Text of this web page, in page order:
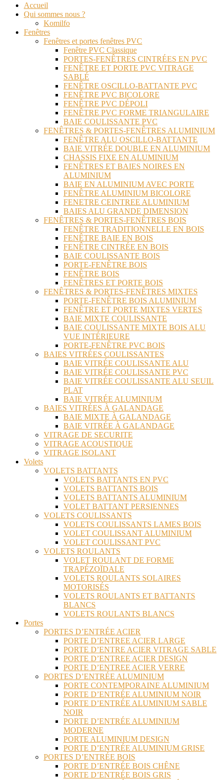
Accueil
Qui sommes nous ?
Komilfo
Fenêtres
Fenêtres et portes fenêtres PVC
Fenêtre PVC Classique
PORTES-FENÊTRES CINTRÉES EN PVC
FENÊTRE ET PORTE PVC VITRAGE
SABLÉ
FENÊTRE OSCILLO-BATTANTE PVC
FENÊTRE PVC BICOLORE
FENÊTRE PVC DÉPOLI
FENÊTRE PVC FORME TRIANGULAIRE
BAIE COULISSANTE PVC
FENÊTRES & PORTES-FENÊTRES ALUMINIUM
FENÊTRE ALU OSCILLO-BATTANTE
BAIE VITRÉE DOUBLE EN ALUMINIUM
CHASSIS FIXE EN ALUMINIUM
FENÊTRES ET BAIES NOIRES EN
ALUMINIUM
BAIE EN ALUMINIUM AVEC PORTE
FENÊTRE ALUMINIUM BICOLORE
FENETRE CEINTREE ALUMINIUM
BAIES ALU GRANDE DIMENSION
FENÊTRES & PORTES-FENÊTRES BOIS
FENÊTRE TRADITIONNELLE EN BOIS
FENÊTRE BAIE EN BOIS
FENÊTRE CINTRÉE EN BOIS
BAIE COULISSANTE BOIS
PORTE-FENÊTRE BOIS
FENÊTRE BOIS
FENÊTRES ET PORTE BOIS
FENÊTRES & PORTES-FENÊTRES MIXTES
PORTE-FENÊTRE BOIS ALUMINIUM
FENÊTRE ET PORTE MIXTES VERTES
BAIE MIXTE COULISSANTE
BAIE COULISSANTE MIXTE BOIS ALU
VUE INTÉRIEURE
PORTE-FENÊTRE PVC BOIS
BAIES VITRÉES COULISSANTES
BAIE VITRÉE COULISSANTE ALU
BAIE VITRÉE COULISSANTE PVC
BAIE VITRÉE COULISSANTE ALU SEUIL
PLAT
BAIE VITRÉE ALUMINIUM
BAIES VITRÉES À GALANDAGE
BAIE MIXTE À GALANDAGE
BAIE VITRÉE À GALANDAGE
VITRAGE DE SECURITE
VITRAGE ACOUSTIQUE
VITRAGE ISOLANT
Volets
VOLETS BATTANTS
VOLETS BATTANTS EN PVC
VOLETS BATTANTS BOIS
VOLETS BATTANTS ALUMINIUM
VOLET BATTANT PERSIENNES
VOLETS COULISSANTS
VOLETS COULISSANTS LAMES BOIS
VOLET COULISSANT ALUMINIUM
VOLET COULISSANT PVC
VOLETS ROULANTS
VOLET ROULANT DE FORME
TRAPÉZOÏDALE
VOLETS ROULANTS SOLAIRES
MOTORISÉS
VOLETS ROULANTS ET BATTANTS
BLANCS
VOLETS ROULANTS BLANCS
Portes
PORTES D’ENTRÉE ACIER
PORTE D’ENTREE ACIER LARGE
PORTE D’ENTRE ACIER VITRAGE SABLE
PORTE D’ENTREE ACIER DESIGN
PORTE D’ENTREE ACIER VERRE
PORTES D’ENTRÉE ALUMINIUM
PORTE CONTEMPORAINE ALUMINIUM
PORTE D’ENTRÉE ALUMINIUM NOIR
PORTE D’ENTRÉE ALUMINIUM SABLE
NOIR
PORTE D’ENTRÉE ALUMINIUM
MODERNE
PORTE ALUMINIUM DESIGN
PORTE D’ENTRÉE ALUMINIUM GRISE
PORTES D’ENTRÉE BOIS
PORTE D’ENTRÉE BOIS CHÊNE
PORTE D’ENTRÉE BOIS GRIS